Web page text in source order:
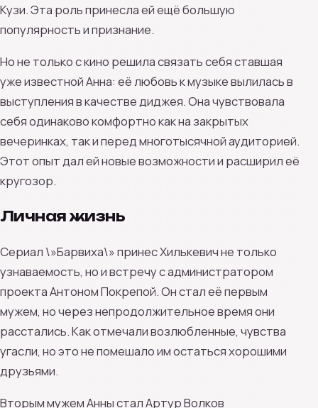
Кузи. Эта роль принесла ей ещё большую
популярность и признание.
Но не только с кино решила связать себя ставшая
уже известной Анна: её любовь к музыке вылилась в
выступления в качестве диджея. Она чувствовала
себя одинаково комфортно как на закрытых
вечеринках, так и перед многотысячной аудиторией.
Этот опыт дал ей новые возможности и расширил её
кругозор.
Личная жизнь
Сериал \»Барвиха\» принес Хилькевич не только
узнаваемость, но и встречу с администратором
проекта Антоном Покрепой. Он стал её первым
мужем, но через непродолжительное время они
расстались. Как отмечали возлюбленные, чувства
угасли, но это не помешало им остаться хорошими
друзьями.
Вторым мужем Анны стал Артур Волков